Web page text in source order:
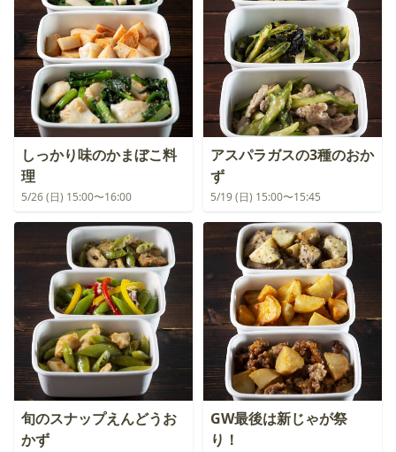
しっかり味のかまぼこ料
理
5/26 (日) 15:00〜16:00
アスパラガスの3種のおか
ず
5/19 (日) 15:00〜15:45
旬のスナップえんどうお
かず
GW最後は新じゃが祭
り！